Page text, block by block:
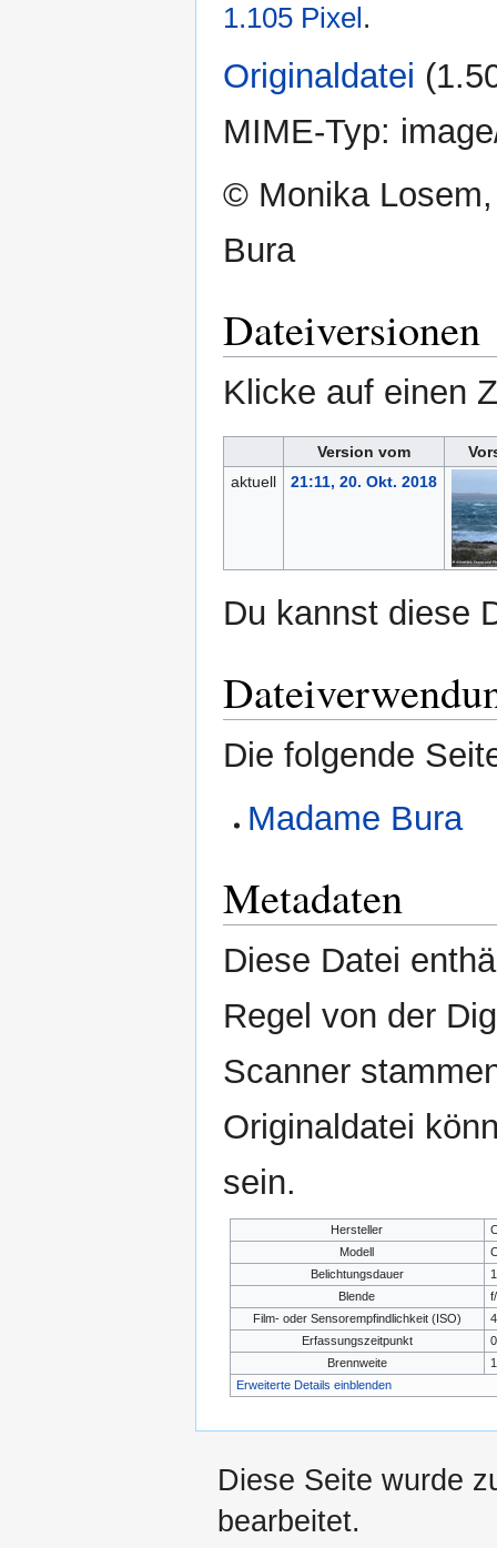
1.105 Pixel.
Originaldatei
MIME-Typ:
© Monika
Bura
Dateiversionen
Klicke auf einen
Version vom
aktuell
21:11, 20. Okt. 2018
Du kannst diese
Die folgende
Madame Bura
Metadaten
Diese Datei
Regel von der
Scanner
Originaldatei
sein.
Hersteller
Modell
Belichtungsdauer
Blende
Film- oder Sensorempfindlichkeit (ISO)
Erfassungszeitpunkt
Brennweite
Erweiterte Details einblenden
Diese Seite wurde
bearbeitet.